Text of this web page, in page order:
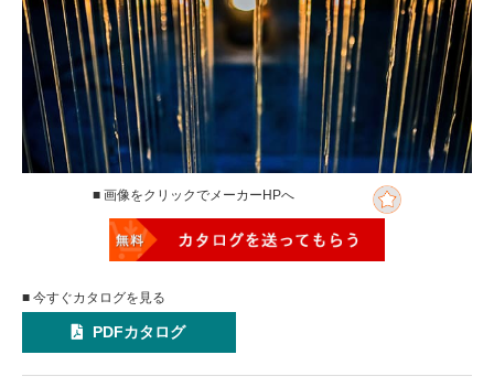
■ 画像をクリックでメーカーHPへ
■ 今すぐカタログを見る
PDFカタログ